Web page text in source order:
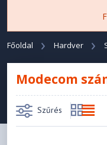
Főoldal Hardver
Modecom
Szűrés